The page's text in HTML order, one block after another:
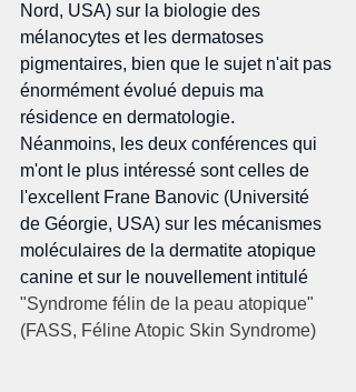
Nord, USA) sur la biologie des
mélanocytes et les dermatoses
pigmentaires, bien que le sujet n'ait pas
énormément évolué depuis ma
résidence en dermatologie.
Néanmoins, les deux conférences qui
m'ont le plus intéressé sont celles de
l'excellent Frane Banovic (Université
de Géorgie, USA) sur les mécanismes
moléculaires de la dermatite atopique
canine et sur le nouvellement intitulé
"Syndrome félin de la peau atopique"
(FASS, Féline Atopic Skin Syndrome)